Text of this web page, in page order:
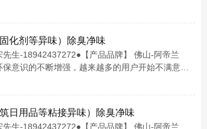
化剂等异味）除臭净味
生-18942437272●【产品品牌】 佛山-阿帝兰
意识的不断增强，越来越多的用户开始不满意…
日用品等粘接异味）除臭净味
生-18942437272●【产品品牌】 佛山-阿帝兰